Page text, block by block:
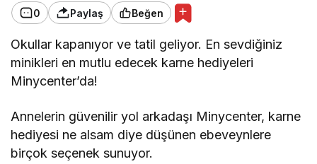
0 Paylaş Beğen
Okullar kapanıyor ve tatil geliyor. En sevdiğiniz
minikleri en mutlu edecek karne hediyeleri
Minycenter’da!
Annelerin güvenilir yol arkadaşı Minycenter, karne
hediyesi ne alsam diye düşünen ebeveynlere
birçok seçenek sunuyor.